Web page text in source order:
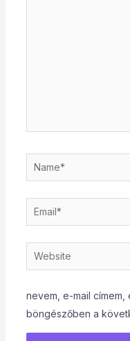
Name*
Email*
Website
nevem, e-mail címem,
böngészőben a